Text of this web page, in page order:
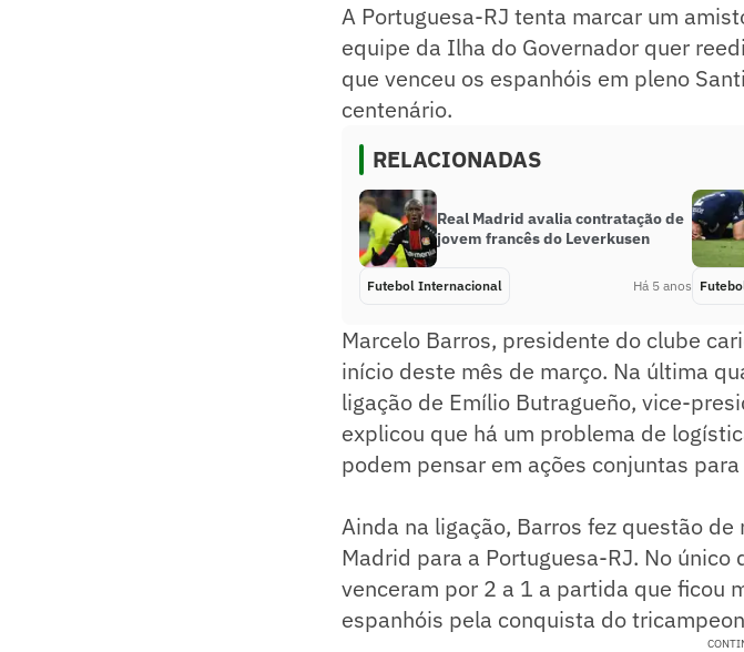
A Portuguesa-RJ tenta marcar um
equipe da Ilha do Governador quer
que venceu os espanhóis em pleno
centenário.
RELACIONADAS
Real Madrid avalia contratação de
jovem francês do Leverkusen
Futebol Internacional Há 5 anos
Marcelo Barros, presidente do clube
início deste mês de março. Na última
ligação de Emílio Butragueño, vice-
explicou que há um problema de
podem pensar em ações conjuntas
Ainda na ligação, Barros fez questão
Madrid para a Portuguesa-RJ. No
venceram por 2 a 1 a partida que ficou
espanhóis pela conquista do